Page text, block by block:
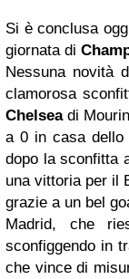
Si è conclusa
giornata di
Nessuna novità
clamorosa
Chelseadi
a 0 in casa dello
dopo la sconfitta
una vittoria per il
grazie a un bel
Madrid, che
sconfiggendo in
che vince di